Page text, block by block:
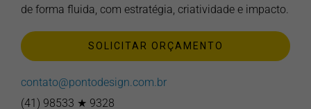
de forma fluida, com estratégia, criatividade e impacto.
SOLICITAR ORÇAMENTO
contato@pontodesign.com.br
(41) 98533 ★ 9328